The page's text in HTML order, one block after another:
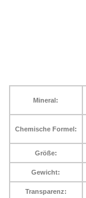
Mineral:
Chemische Formel:
Größe:
Gewicht:
Transparenz: